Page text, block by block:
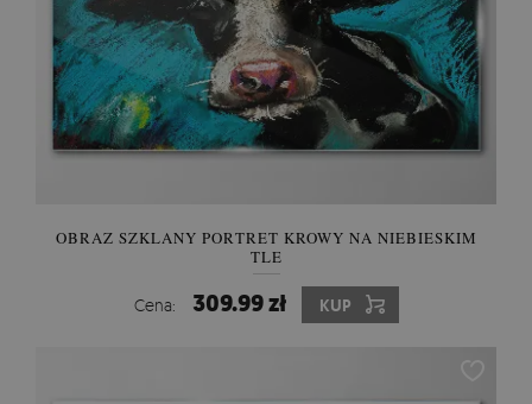
OBRAZ SZKLANY PORTRET KROWY NA NIEBIESKIM
TLE
Cena: 309.99 zł KUP